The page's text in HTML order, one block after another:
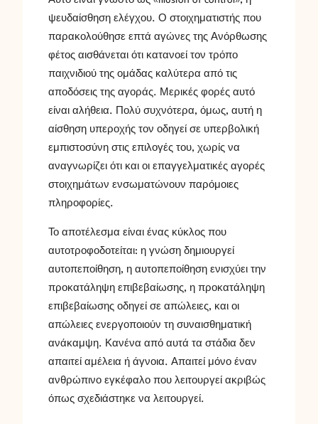
ψευδαίσθηση ελέγχου. Ο στοιχηματιστής που
παρακολούθησε επτά αγώνες της Ανόρθωσης
φέτος αισθάνεται ότι κατανοεί τον τρόπο
παιχνιδιού της ομάδας καλύτερα από τις
αποδόσεις της αγοράς. Μερικές φορές αυτό
είναι αλήθεια. Πολύ συχνότερα, όμως, αυτή η
αίσθηση υπεροχής τον οδηγεί σε υπερβολική
εμπιστοσύνη στις επιλογές του, χωρίς να
αναγνωρίζει ότι και οι επαγγελματικές αγορές
στοιχημάτων ενσωματώνουν παρόμοιες
πληροφορίες.
Το αποτέλεσμα είναι ένας κύκλος που
αυτοτροφοδοτείται: η γνώση δημιουργεί
αυτοπεποίθηση, η αυτοπεποίθηση ενισχύει την
προκατάληψη επιβεβαίωσης, η προκατάληψη
επιβεβαίωσης οδηγεί σε απώλειες, και οι
απώλειες ενεργοποιούν τη συναισθηματική
ανάκαμψη. Κανένα από αυτά τα στάδια δεν
απαιτεί αμέλεια ή άγνοια. Απαιτεί μόνο έναν
ανθρώπινο εγκέφαλο που λειτουργεί ακριβώς
όπως σχεδιάστηκε να λειτουργεί.